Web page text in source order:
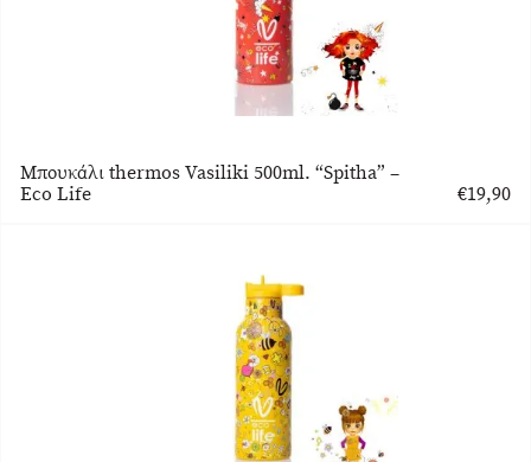
Μπουκάλι thermos Vasiliki 500ml. “Spitha” –
Eco Life
€19,90